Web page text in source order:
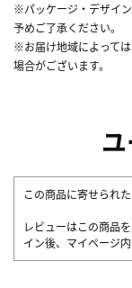
※パッケージ・デザイ
予めご了承ください。
※お届け地域によって
場合がございます。
この商品に寄せられ
レビューはこの商品
イン後、マイページ内